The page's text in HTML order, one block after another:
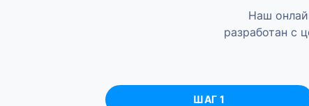
Наш
разработан с
ШАГ 1